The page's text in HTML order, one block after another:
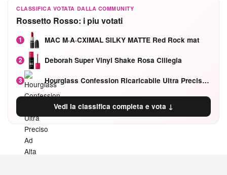
CLASSIFICA VOTATA DALLA COMMUNITY
Rossetto Rosso: i piu votati
1 MAC M·A·CXIMAL SILKY MATTE Red Rock mat
2 Deborah Super Vinyl Shake Rosa Ciliegia
3 Hourglass Confession Ricaricabile Ultra Preciso Ad Alta Intensità Secretly Classic Red
Vedi la classifica completa e vota ↓